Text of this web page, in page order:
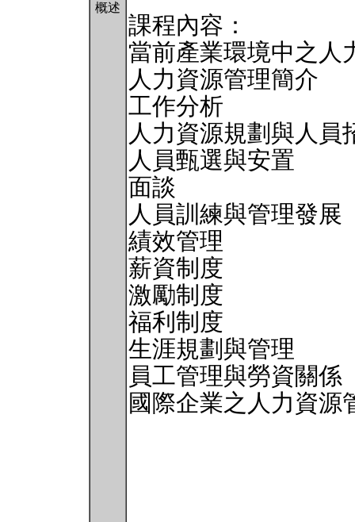
概述
課程內容：
當前產業環境中之人
人力資源管理簡介
工作分析
人力資源規劃與人員
人員甄選與安置
面談
人員訓練與管理發展
績效管理
薪資制度
激勵制度
福利制度
生涯規劃與管理
員工管理與勞資關係
國際企業之人力資源